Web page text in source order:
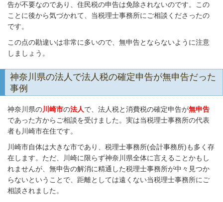
告が不要なのであり、住民税の申告は免除されないのです。この
ことに後から気づかれて、当税理士事務所にご相談くださったの
です。
この点の勘違いは非常に多いので、無申告とならないように注意
しましょう。
神奈川県の法人で法人税の確定申告が無申告だった
事例
神奈川県の川崎市の法人で、法人税と消費税の確定申告が無申告
であった方からご相談を受けました。実は当税理士事務所の代表
者も川崎市在住です。
川崎市自体は大きな市であり、税理士事務所(会計事務所)も多く存
在します。ただ、川崎に限らず神奈川県全体に言えることかもし
れませんが、無申告の解消に精通した税理士事務所が中々見つか
らないということで、距離としては遠くない当税理士事務所にご
相談されました。